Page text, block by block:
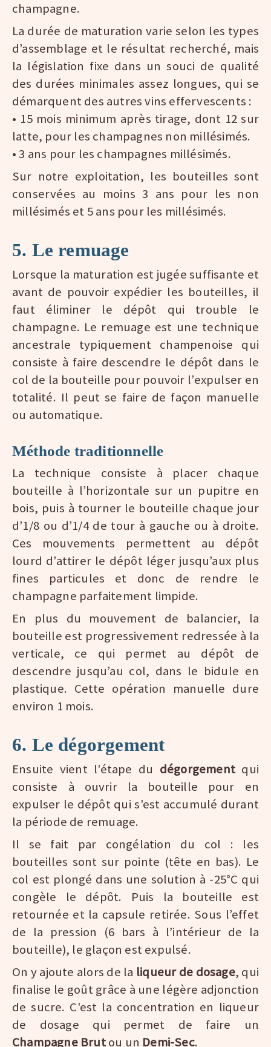
champagne.
La durée de maturation varie selon les types
d’assemblage et le résultat recherché, mais
la législation fixe dans un souci de qualité
des durées minimales assez longues, qui se
démarquent des autres vins effervescents :
• 15 mois minimum après tirage, dont 12 sur
latte, pour les champagnes non millésimés.
• 3 ans pour les champagnes millésimés.
Sur notre exploitation, les bouteilles sont
conservées au moins 3 ans pour les non
millésimés et 5 ans pour les millésimés.
5. Le remuage
Lorsque la maturation est jugée suffisante et
avant de pouvoir expédier les bouteilles, il
faut éliminer le dépôt qui trouble le
champagne. Le remuage est une technique
ancestrale typiquement champenoise qui
consiste à faire descendre le dépôt dans le
col de la bouteille pour pouvoir l’expulser en
totalité. Il peut se faire de façon manuelle
ou automatique.
Méthode traditionnelle
La technique consiste à placer chaque
bouteille à l’horizontale sur un pupitre en
bois, puis à tourner le bouteille chaque jour
d’1/8 ou d’1/4 de tour à gauche ou à droite.
Ces mouvements permettent au dépôt
lourd d’attirer le dépôt léger jusqu’aux plus
fines particules et donc de rendre le
champagne parfaitement limpide.
En plus du mouvement de balancier, la
bouteille est progressivement redressée à la
verticale, ce qui permet au dépôt de
descendre jusqu’au col, dans le bidule en
plastique. Cette opération manuelle dure
environ 1 mois.
6. Le dégorgement
Ensuite vient l'étape du dégorgement qui
consiste à ouvrir la bouteille pour en
expulser le dépôt qui s'est accumulé durant
la période de remuage.
Il se fait par congélation du col : les
bouteilles sont sur pointe (tête en bas). Le
col est plongé dans une solution à -25°C qui
congèle le dépôt. Puis la bouteille est
retournée et la capsule retirée. Sous l’effet
de la pression (6 bars à l’intérieur de la
bouteille), le glaçon est expulsé.
On y ajoute alors de la liqueur de dosage, qui
finalise le goût grâce à une légère adjonction
de sucre. C'est la concentration en liqueur
de dosage qui permet de faire un
Champagne Brutou un Demi-Sec.